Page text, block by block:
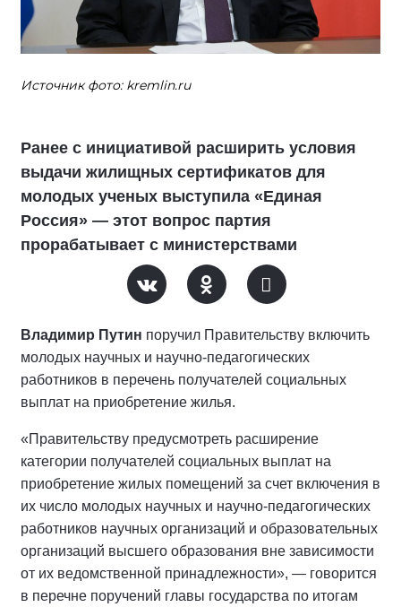
Источник фото: kremlin.ru
Ранее с инициативой расширить условия
выдачи жилищных сертификатов для
молодых ученых выступила «Единая
Россия» — этот вопрос партия
прорабатывает с министерствами
Владимир Путин поручил Правительству включить
молодых научных и научно-педагогических
работников в перечень получателей социальных
выплат на приобретение жилья.
«Правительству предусмотреть расширение
категории получателей социальных выплат на
приобретение жилых помещений за счет включения в
их число молодых научных и научно-педагогических
работников научных организаций и образовательных
организаций высшего образования вне зависимости
от их ведомственной принадлежности», — говорится
в перечне поручений главы государства по итогам